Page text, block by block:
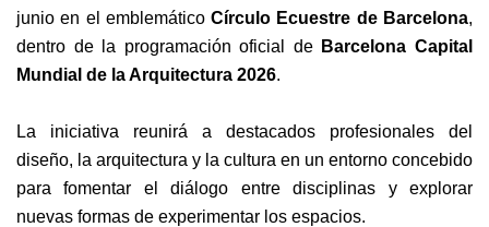
junio en el emblemáticoCírculo Ecuestre de Barcelona,
dentro de la programación oficial de Barcelona Capital
Mundial de la Arquitectura 2026.
La iniciativa reunirá a destacados profesionales del
diseño, la arquitectura y la cultura en un entorno concebido
para fomentar el diálogo entre disciplinas y explorar
nuevas formas de experimentar los espacios.